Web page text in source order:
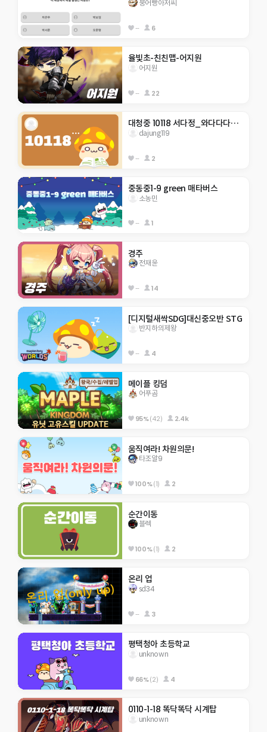
붕어빵아저씨
-- 6
율빛초-친친맵-어지원
어지원
-- 22
대청중 10118 서다정_와다다다닥 모험!
dajung119
-- 2
중동중1-9 green 매타버스
소농민
-- 1
경주
전재윤
-- 14
[디지털새싹SDG]대신중오반 STG
반지하의제왕
-- 4
메이플 킹덤
어푸곰
95%(42) 2.4k
움직여라! 차원의문!
타조알9
100%(1) 2
순간이동
블렉
100%(1) 2
온리 업
sd34
-- 3
평택청아 초등학교
unknown
66%(2) 4
0110-1-18 똑닥똑닥 시계탑
unknown